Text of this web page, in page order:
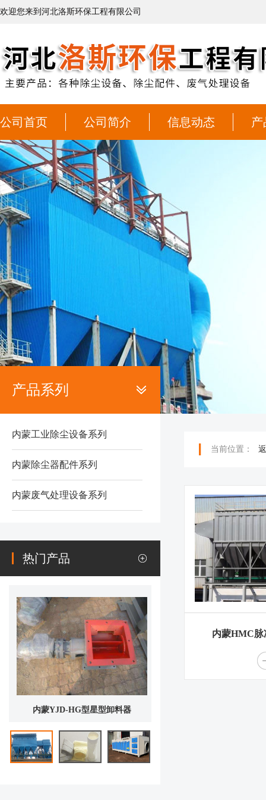
欢迎您来到河北洛斯环保工程有限公司
公司首页 公司简介 信息动态 产
产品系列
内蒙工业除尘设备系列
内蒙除尘器配件系列
内蒙废气处理设备系列
热门产品
内蒙XD-II型多管旋风除尘器
当前位置：
内蒙HMC脉